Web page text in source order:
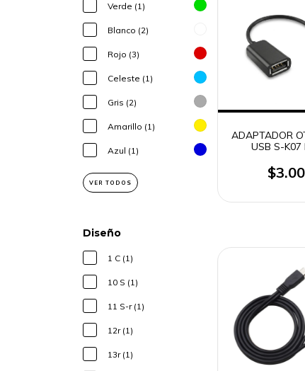
Verde (1)
Blanco (2)
Rojo (3)
Celeste (1)
Gris (2)
Amarillo (1)
Azul (1)
VER TODOS
Diseño
1 C (1)
10 S (1)
11 S-r (1)
12r (1)
13r (1)
ADAPTADOR
USB S-K07
TABLETS